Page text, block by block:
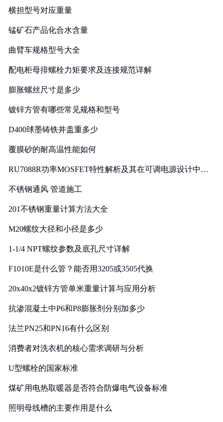
横担型号对应重量
锰矿石产品化合水含量
曲臂车规格型号大全
配电柜母排螺栓力矩要求及连接规范详解
膨胀螺丝尺寸是多少
镀锌方管有哪些常见规格和型号
D400球墨铸铁井盖重多少
覆膜砂的耐高温性能如何
RU7088R功率MOSFET特性解析及其在可调电源设计中的
不锈钢通风 管道施工
201不锈钢重量计算方法大全
M20螺纹大径和小径是多少
1-1/4 NPT螺纹参数及底孔尺寸详解
F1010E是什么管？能否用3205或3505代换
20x40x2镀锌方管单米重量计算与应用分析
抗渗混凝土中P6和P8膨胀剂分别加多少
法兰PN25和PN16有什么区别
消费者对洗衣机的核心需求调研与分析
U型螺栓的国家标准
煤矿用电热取暖器是否符合防爆电气设备标准
照明母线槽的主要作用是什么